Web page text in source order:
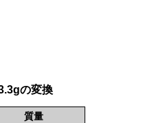
の変換
質量